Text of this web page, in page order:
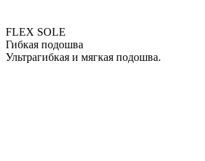
FLEX SOLE
Гибкая подошва
Ультрагибкая и мягкая подошва.